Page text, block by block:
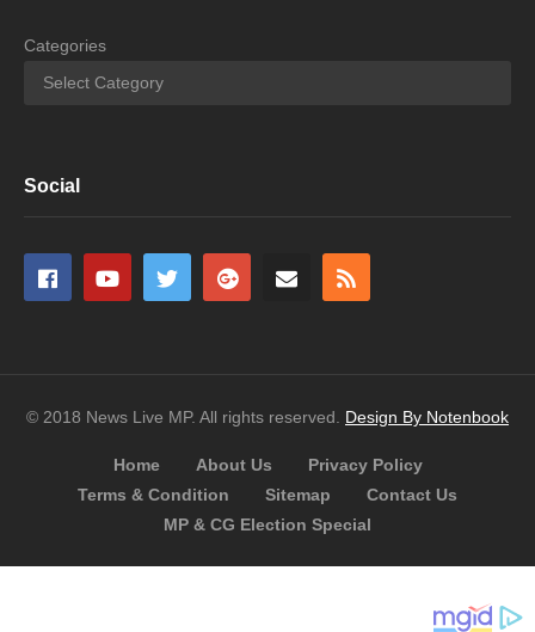
Categories
Social
© 2018 News Live MP. All rights reserved. Design By Notenbook
Home About Us
Privacy Policy
Terms & Condition
Sitemap
Contact Us
MP & CG Election Special